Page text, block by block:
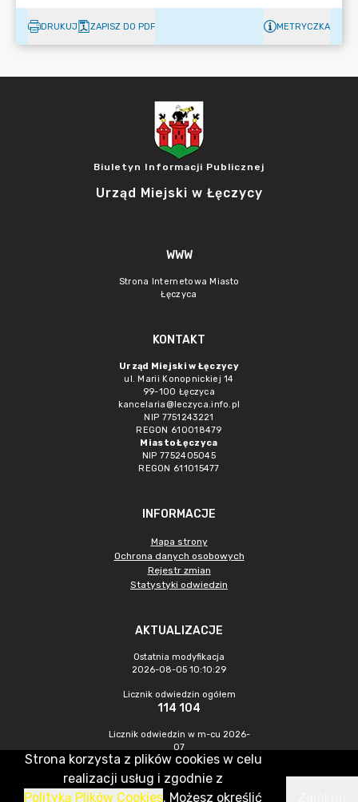
DRUKUJ ZAPISZ DO PDF METRYCZKA
Biuletyn Informacji Publicznej
Urząd Miejski w Łęczycy
WWW
Strona Internetowa Miasto
Łęczyca
KONTAKT
Urząd Miejski w Łęczycy
ul. Marii Konopnickiej 14
99-100 Łęczyca
kancelaria@leczyca.info.pl
NIP 7751243221
REGON 610018479
Miasto Łęczyca
NIP 7752405045
REGON 611015477
INFORMACJE
Mapa strony
Ochrona danych osobowych
Rejestr zmian
Statystyki odwiedzin
AKTUALIZACJE
Ostatnia modyfikacja
2026-08-05 10:10:29
Licznik odwiedzin ogółem
114 104
Licznik odwiedzin w m-cu 2026-
07
623
CMS & Hosting: Nefeni Sp. z o.o.
Strona korzysta z plików cookies w celu
realizacji usług i zgodnie z
Polityką Plików Cookies. Możesz określić